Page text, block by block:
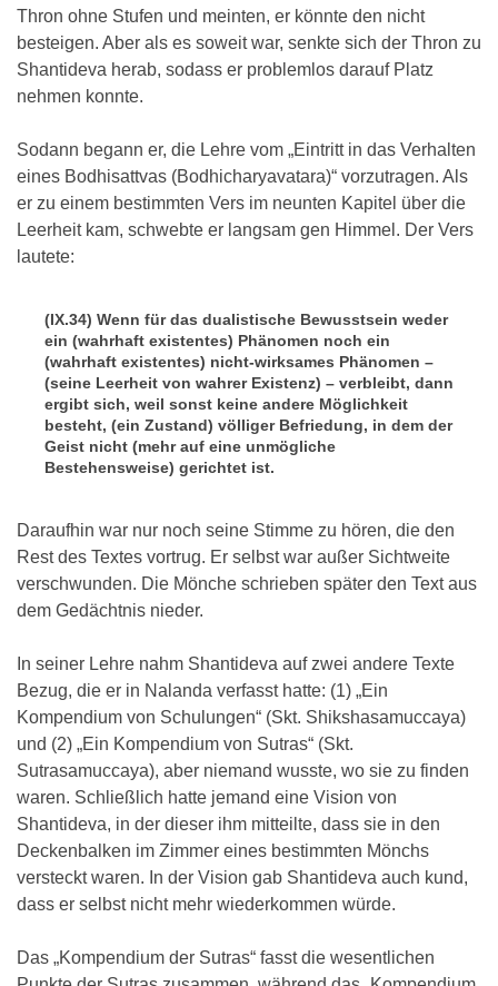
Thron ohne Stufen und meinten, er könnte den nicht
besteigen. Aber als es soweit war, senkte sich der Thron zu
Shantideva herab, sodass er problemlos darauf Platz
nehmen konnte.
Sodann begann er, die Lehre vom „Eintritt in das Verhalten
eines Bodhisattvas (Bodhicharyavatara)“ vorzutragen. Als
er zu einem bestimmten Vers im neunten Kapitel über die
Leerheit kam, schwebte er langsam gen Himmel. Der Vers
lautete:
(IX.34) Wenn für das dualistische Bewusstsein weder
ein (wahrhaft existentes) Phänomen noch ein
(wahrhaft existentes) nicht-wirksames Phänomen –
(seine Leerheit von wahrer Existenz) – verbleibt, dann
ergibt sich, weil sonst keine andere Möglichkeit
besteht, (ein Zustand) völliger Befriedung, in dem der
Geist nicht (mehr auf eine unmögliche
Bestehensweise) gerichtet ist.
Daraufhin war nur noch seine Stimme zu hören, die den
Rest des Textes vortrug. Er selbst war außer Sichtweite
verschwunden. Die Mönche schrieben später den Text aus
dem Gedächtnis nieder.
In seiner Lehre nahm Shantideva auf zwei andere Texte
Bezug, die er in Nalanda verfasst hatte: (1) „Ein
Kompendium von Schulungen“ (Skt. Shikshasamuccaya)
und (2) „Ein Kompendium von Sutras“ (Skt.
Sutrasamuccaya), aber niemand wusste, wo sie zu finden
waren. Schließlich hatte jemand eine Vision von
Shantideva, in der dieser ihm mitteilte, dass sie in den
Deckenbalken im Zimmer eines bestimmten Mönchs
versteckt waren. In der Vision gab Shantideva auch kund,
dass er selbst nicht mehr wiederkommen würde.
Das „Kompendium der Sutras“ fasst die wesentlichen